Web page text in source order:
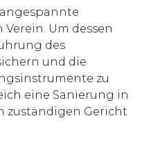
Um dessen
des
und die
zu
eine Sanierung in
zuständigen Gericht